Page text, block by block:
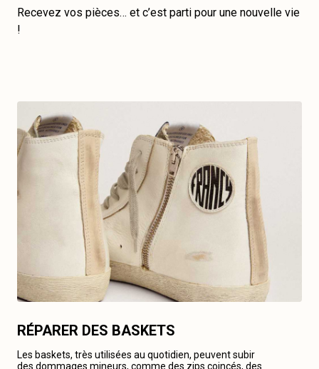
Recevez vos pièces… et c’est parti pour une nouvelle vie
!
RÉPARER DES BASKETS
Les baskets, très utilisées au quotidien, peuvent subir
des dommages mineurs, comme des zips coincés, des